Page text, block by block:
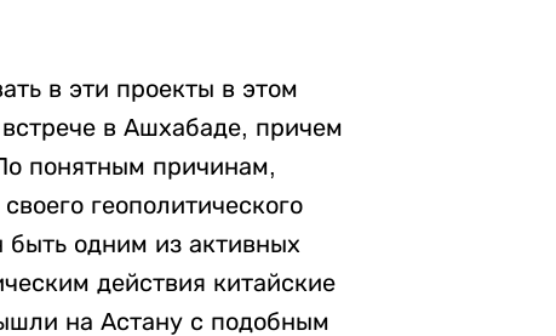
в эти проекты в этом
в Ашхабаде, причем
понятным причинам,
геополитического
одним из активных
действия китайские
на Астану с подобным